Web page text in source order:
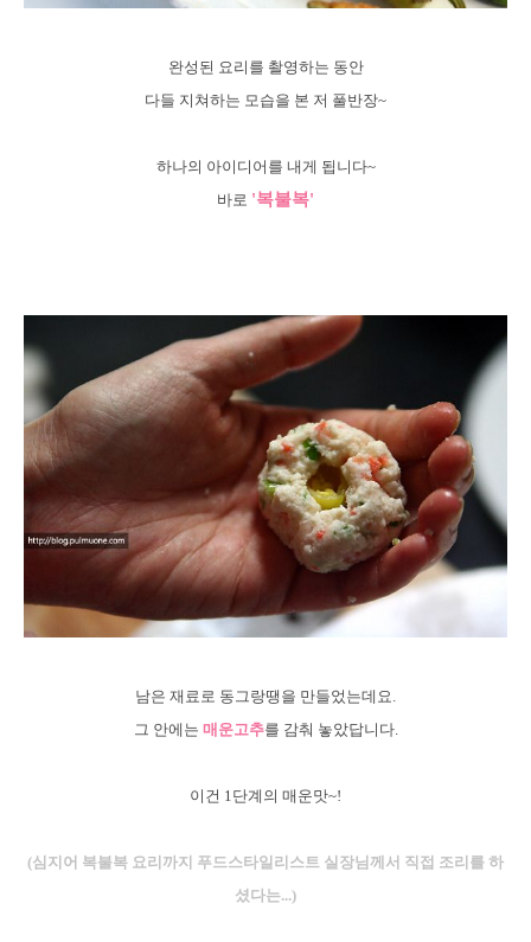
완성된 요리를 촬영하는 동안
다들 지쳐하는 모습을 본 저 풀반장~
하나의 아이디어를 내게 됩니다~
바로 '복불복'
남은 재료로 동그랑땡을 만들었는데요.
그 안에는 매운고추를 감춰 놓았답니다.
이건 1단계의 매운맛~!
(심지어 복불복 요리까지 푸드스타일리스트 실장님께서 직접 조리를 하
셨다는...)